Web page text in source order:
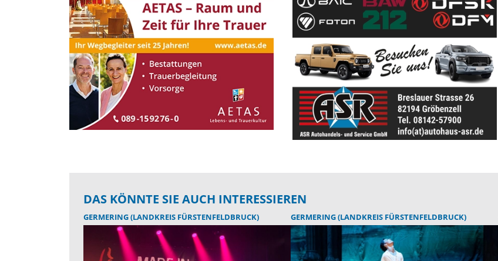
DAS KÖNNTE SIE AUCH INTERESSIEREN
GERMERING (LANDKREIS FÜRSTENFELDBRUCK) GERMERING (LANDKREIS FÜRSTENFELDBRUCK)